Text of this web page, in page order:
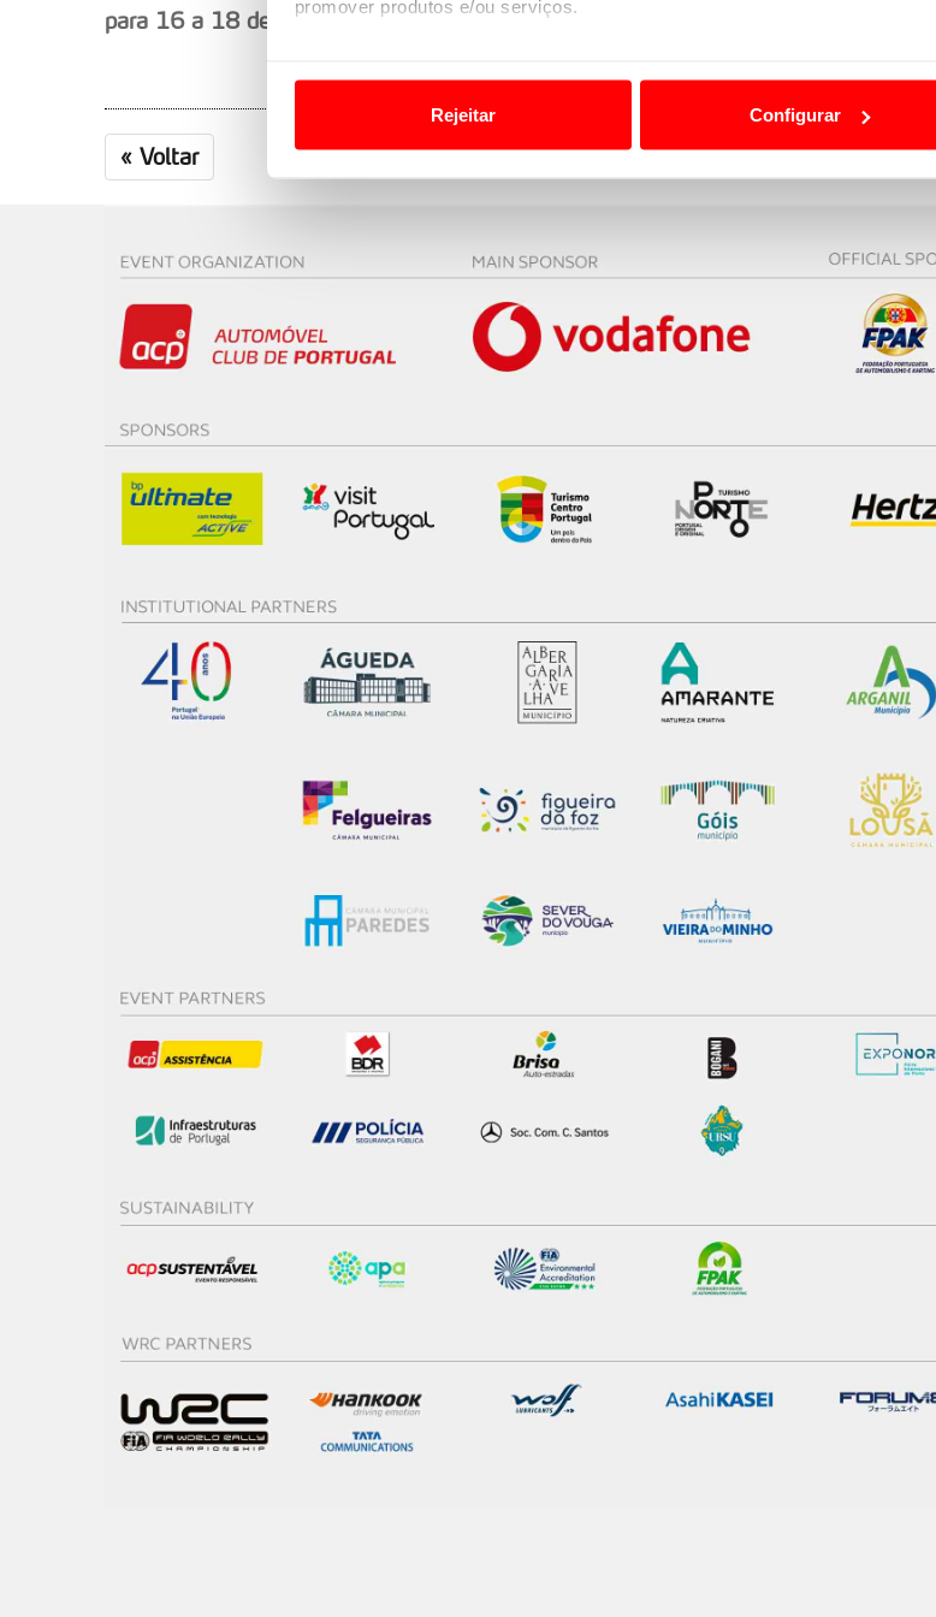
promover produtos e/ou serviços.
Usamos cookies para melhorar a sua experiência digital, personalizar
funcionalidades de redes sociais, bem como para analisar dados de
e organizações na UE e em países terceiros.
O ACP garantirá que as transferências internacionais de dados pessoais
consentimento e quando tal se afigure estritamente necessário no contexto
Consulte a política de cookies do site.
Rejeitar Configurar
para 16 a 18 de julho na Estónia.
« Voltar